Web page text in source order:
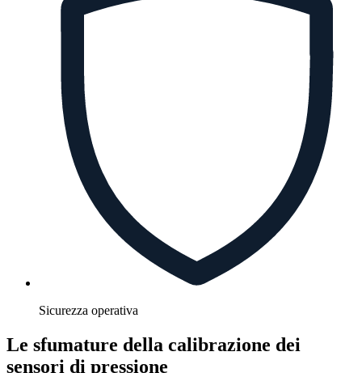
Sicurezza operativa
Le sfumature della calibrazione dei
sensori di pressione